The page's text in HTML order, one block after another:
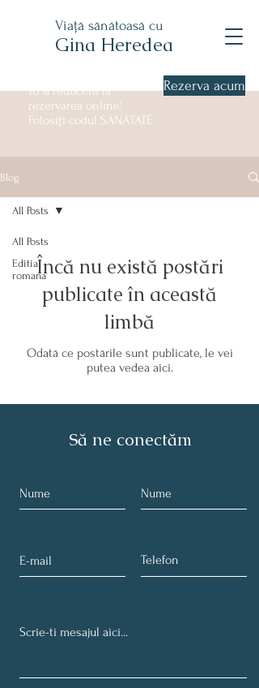
Viață sănătoasă cu
Gina Heredea
10% reducere la
rezervarea online!
Folosiți codul SĂNĂTATE
Rezerva acum
Blog
All Posts
Editia
romana
All Posts
Încă nu există postări
publicate în această
limbă
Odată ce postările sunt publicate, le vei
putea vedea aici.
Să ne conectăm